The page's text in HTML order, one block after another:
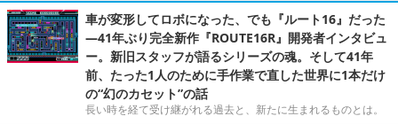
車が変形してロボになった、でも『ルート16』だった
―41年ぶり完全新作『ROUTE16R』開発者インタビュ
ー。新旧スタッフが語るシリーズの魂。そして41年
前、たった1人のために手作業で直した世界に1本だけ
の“幻のカセット”の話
長い時を経て受け継がれる過去と、新たに生まれるものとは。